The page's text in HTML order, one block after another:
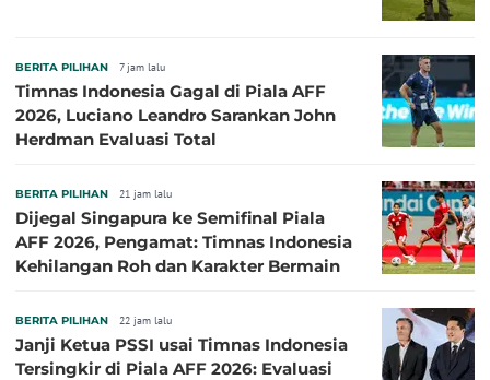
BERITA PILIHAN 7 jam lalu
Timnas Indonesia Gagal di Piala AFF
2026, Luciano Leandro Sarankan John
Herdman Evaluasi Total
BERITA PILIHAN 21 jam lalu
Dijegal Singapura ke Semifinal Piala
AFF 2026, Pengamat: Timnas Indonesia
Kehilangan Roh dan Karakter Bermain
BERITA PILIHAN 22 jam lalu
Janji Ketua PSSI usai Timnas Indonesia
Tersingkir di Piala AFF 2026: Evaluasi